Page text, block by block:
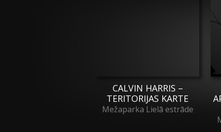
CALVIN HARRIS –
TERITORIJAS KARTE
Mežaparka Lielā estrāde